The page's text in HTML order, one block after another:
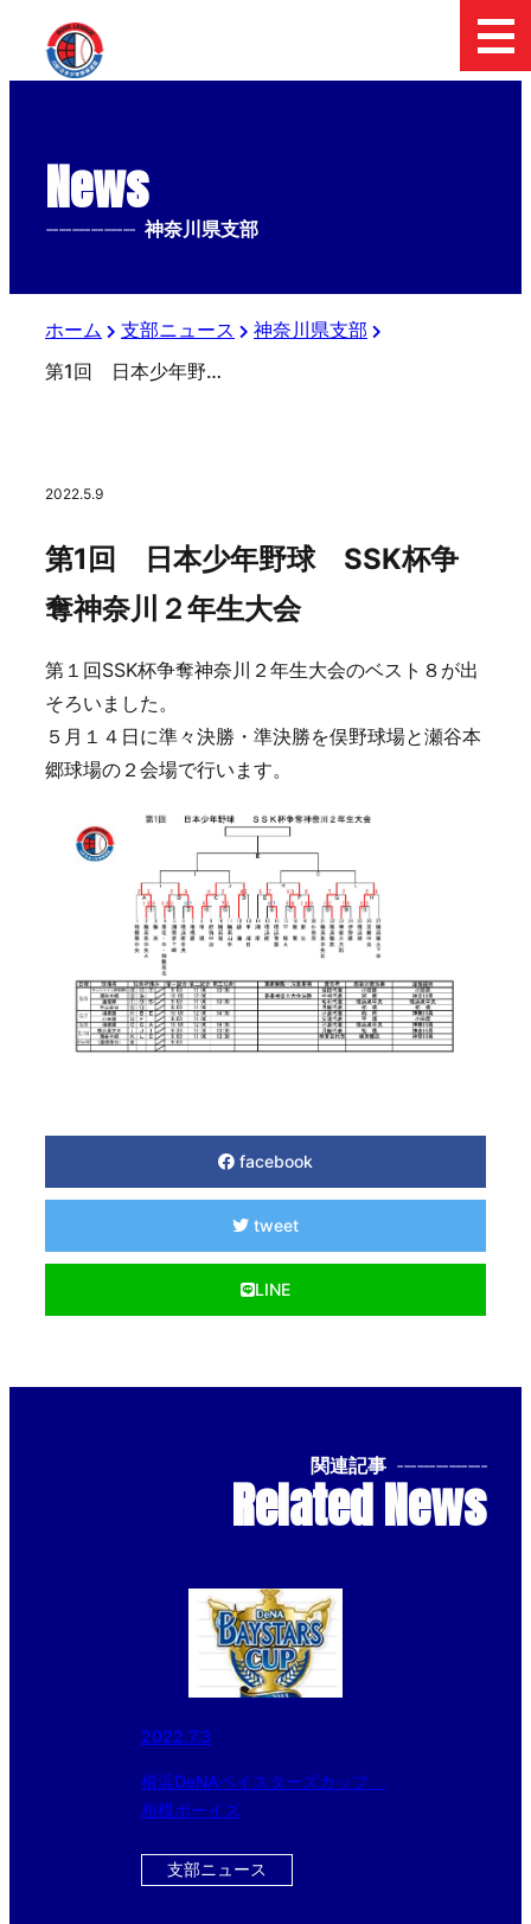
News
-------------- 神奈川県支部
ホーム 支部ニュース
神奈川県支部
第1回 日本少年野球 SSK杯争奪神奈川２年生大会
2022.5.9
第1回 日本少年野球 SSK杯争
奪神奈川２年生大会
第１回SSK杯争奪神奈川２年生大会のベスト８が出
そろいました。
５月１４日に準々決勝・準決勝を俣野球場と瀬谷本
郷球場の２会場で行います。
facebook
tweet
LINE
関連記事 --------------
Related News
2022.7.3
横浜DeNAベイスターズカップ
相模ボーイズ
支部ニュース